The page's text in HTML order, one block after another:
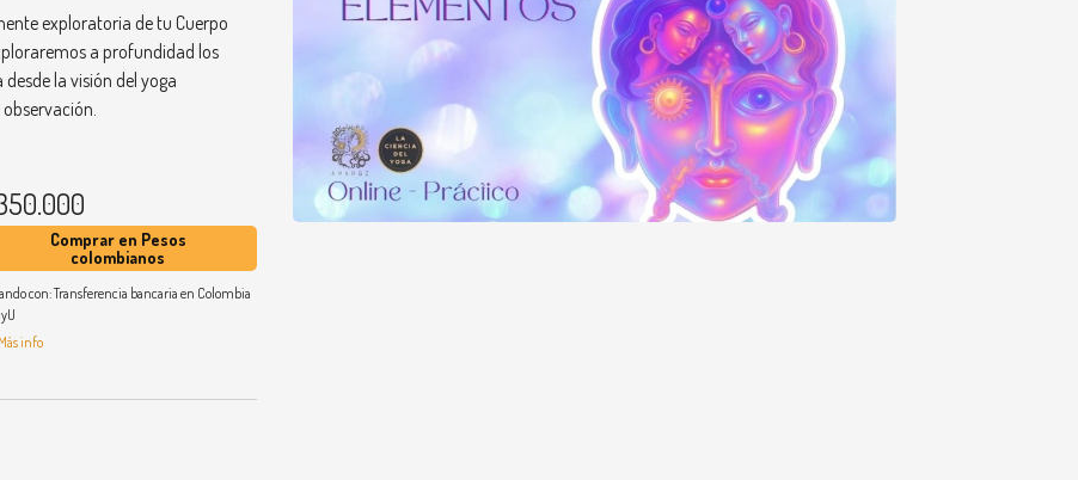
exploratoria de tu Cuerpo
a profundidad los
la visión del yoga
Comprar en Pesos
colombianos
con:Transferencia bancaria en Colombia
Más info